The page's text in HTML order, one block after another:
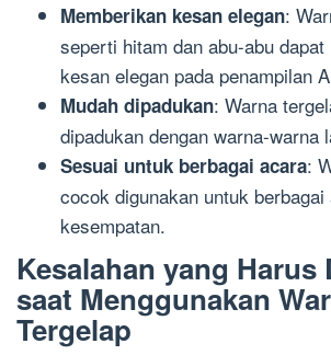
Memberikan kesan elegan:
seperti hitam dan abu-abu
kesan elegan pada penampilan
Mudah dipadukan: Warna
dipadukan dengan warna-warna
Sesuai untuk berbagai acara:
cocok digunakan untuk berbagai
kesempatan.
Kesalahan yang Harus
saat Menggunakan
Tergelap